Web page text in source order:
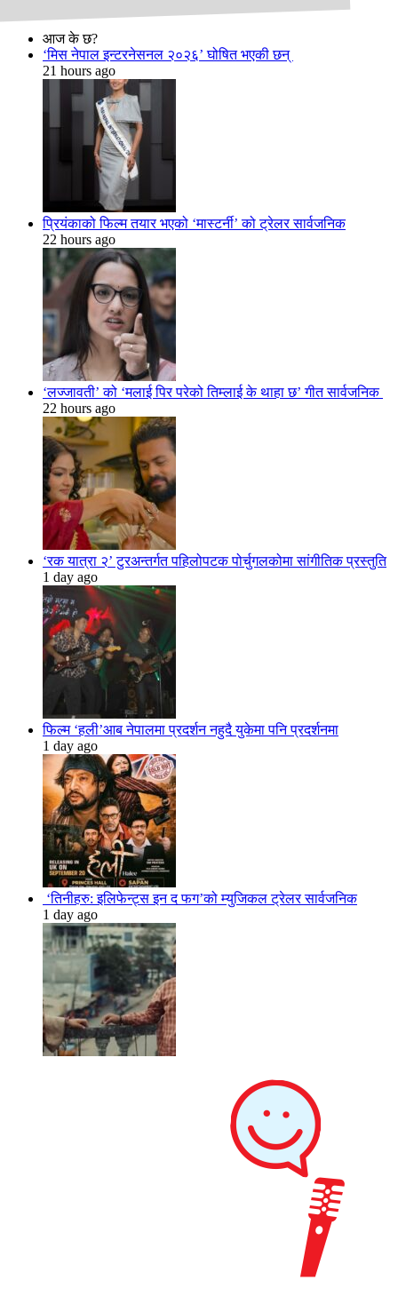
आज के छ?
‘मिस नेपाल इन्टरनेसनल २०२६’ घोषित भएकी छन्
21 hours ago
प्रियंकाको फिल्म तयार भएको ‘मास्टर्नी’ को ट्रेलर सार्वजनिक
22 hours ago
‘लज्जावती’ को ‘मलाई पिर परेको तिम्लाई के थाहा छ’ गीत सार्वजनिक
22 hours ago
‘रक यात्रा २’ टुरअन्तर्गत पहिलोपटक पोर्चुगलकोमा सांगीतिक प्रस्तुति
1 day ago
फिल्म ‘हली’आब नेपालमा प्रदर्शन नहुदै युकेमा पनि प्रदर्शनमा
1 day ago
‘तिनीहरु: इलिफेन्ट्स इन द फग’को म्युजिकल ट्रेलर सार्वजनिक
1 day ago